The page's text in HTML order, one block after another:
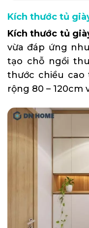
Kích thước tủ
Kích thước tủ
vừa đáp ứng
tạo chỗ ngồi
thước chiều cao
rộng 80 – 120cm